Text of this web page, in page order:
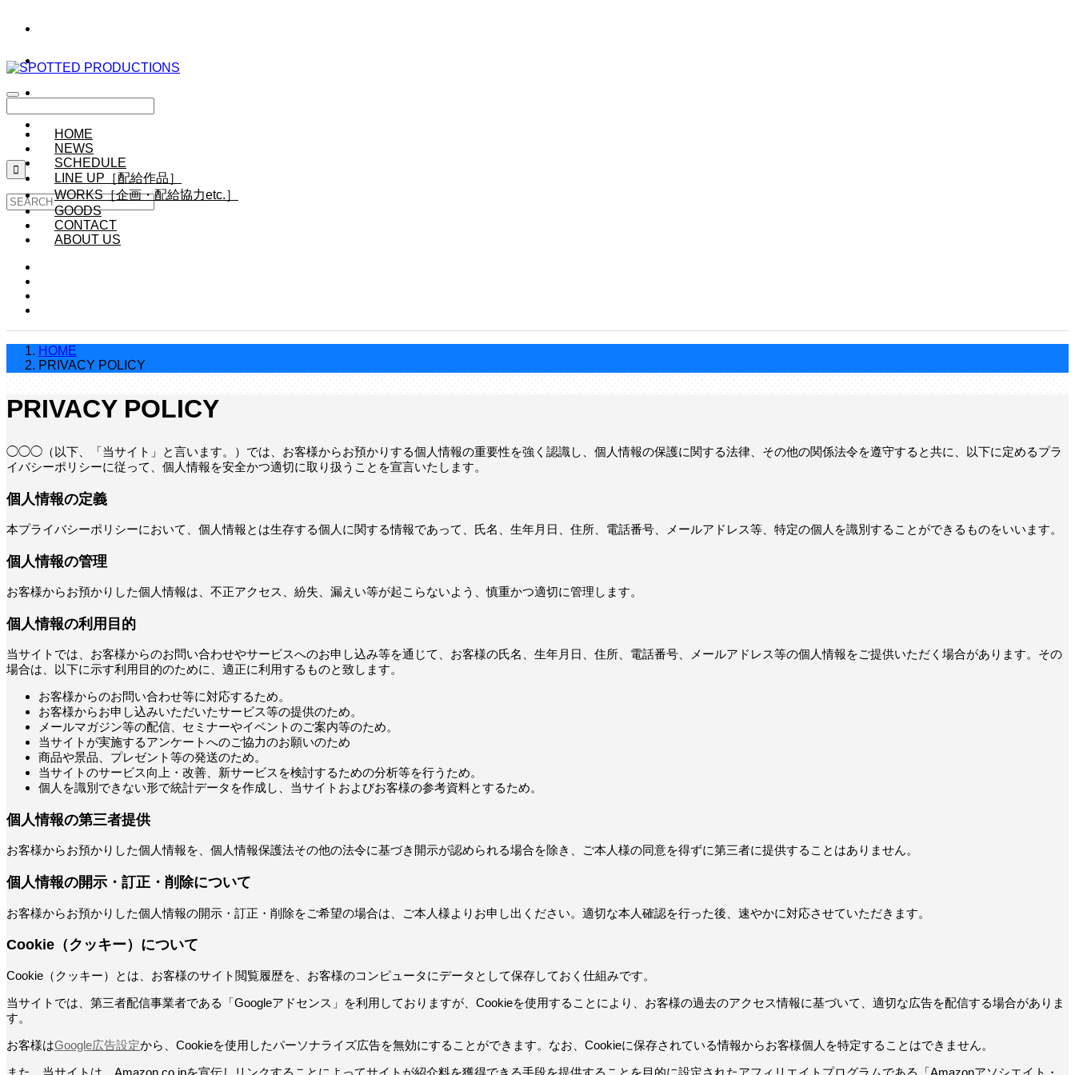

HOME
NEWS
SCHEDULE
LINE UP［配給作品］
WORKS［企画・配給協力etc.］
GOODS
CONTACT
ABOUT US
HOME
PRIVACY POLICY
PRIVACY POLICY
◯◯◯（以下、「当サイト」と言います。）では、お客様からお預かりする個人情報の重要性を強く認識し、個人情報の保護に関する法律、その他の関係法令を遵守すると共に、以下に定めるプラ
イバシーポリシーに従って、個人情報を安全かつ適切に取り扱うことを宣言いたします。
個人情報の定義
本プライバシーポリシーにおいて、個人情報とは生存する個人に関する情報であって、氏名、生年月日、住所、電話番号、メールアドレス等、特定の個人を識別することができるものをいいます。
個人情報の管理
お客様からお預かりした個人情報は、不正アクセス、紛失、漏えい等が起こらないよう、慎重かつ適切に管理します。
個人情報の利用目的
当サイトでは、お客様からのお問い合わせやサービスへのお申し込み等を通じて、お客様の氏名、生年月日、住所、電話番号、メールアドレス等の個人情報をご提供いただく場合があります。その
場合は、以下に示す利用目的のために、適正に利用するものと致します。
お客様からのお問い合わせ等に対応するため。
お客様からお申し込みいただいたサービス等の提供のため。
メールマガジン等の配信、セミナーやイベントのご案内等のため。
当サイトが実施するアンケートへのご協力のお願いのため
商品や景品、プレゼント等の発送のため。
当サイトのサービス向上・改善、新サービスを検討するための分析等を行うため。
個人を識別できない形で統計データを作成し、当サイトおよびお客様の参考資料とするため。
個人情報の第三者提供
お客様からお預かりした個人情報を、個人情報保護法その他の法令に基づき開示が認められる場合を除き、ご本人様の同意を得ずに第三者に提供することはありません。
個人情報の開示・訂正・削除について
お客様からお預かりした個人情報の開示・訂正・削除をご希望の場合は、ご本人様よりお申し出ください。適切な本人確認を行った後、速やかに対応させていただきます。
Cookie（クッキー）について
Cookie（クッキー）とは、お客様のサイト閲覧履歴を、お客様のコンピュータにデータとして保存しておく仕組みです。
当サイトでは、第三者配信事業者である「Googleアドセンス」を利用しておりますが、Cookieを使用することにより、お客様の過去のアクセス情報に基づいて、適切な広告を配信する場合がありま
す。
お客様はGoogle広告設定から、Cookieを使用したパーソナライズ広告を無効にすることができます。なお、Cookieに保存されている情報からお客様個人を特定することはできません。
また、当サイトは、Amazon.co.jpを宣伝しリンクすることによってサイトが紹介料を獲得できる手段を提供することを目的に設定されたアフィリエイトプログラムである「Amazonアソシエイト・